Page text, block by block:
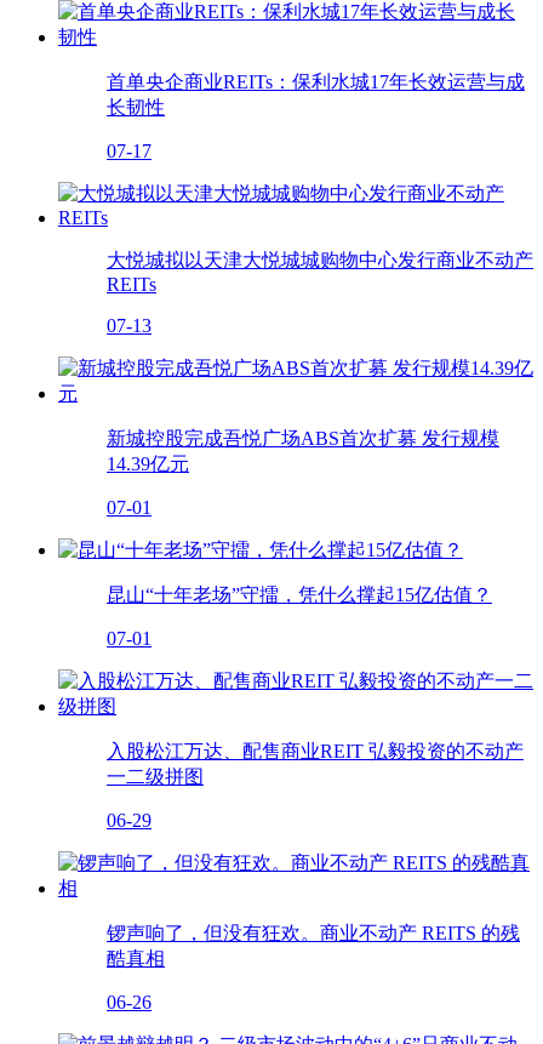
首单央企商业REITs：保利水城17年长效运营与成
长韧性
07-17
大悦城拟以天津大悦城城购物中心发行商业不动产
REITs
07-13
新城控股完成吾悦广场ABS首次扩募 发行规模
14.39亿元
07-01
昆山“十年老场”守擂，凭什么撑起15亿估值？
07-01
入股松江万达、配售商业REIT 弘毅投资的不动产
一二级拼图
06-29
锣声响了，但没有狂欢。商业不动产 REITS 的残
酷真相
06-26